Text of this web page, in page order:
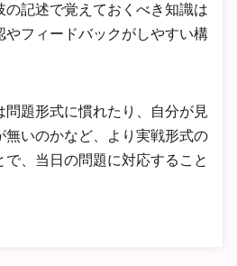
の記述で覚えておくべき知識は
やフィードバックがしやすい構
問題形式に慣れたり、自分が見
無いのかなど、より実戦形式の
で、当日の問題に対応すること